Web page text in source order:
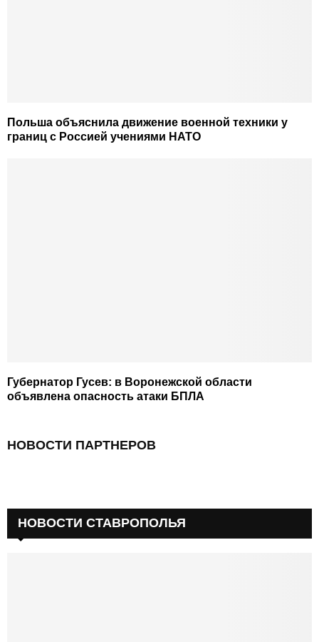
Польша объяснила движение военной техники у
границ с Россией учениями НАТО
Губернатор Гусев: в Воронежской области
объявлена опасность атаки БПЛА
НОВОСТИ ПАРТНЕРОВ
НОВОСТИ СТАВРОПОЛЬЯ